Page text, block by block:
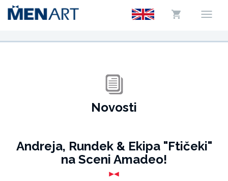
Novosti
Andreja, Rundek & Ekipa "Ftičeki"
na Sceni Amadeo!